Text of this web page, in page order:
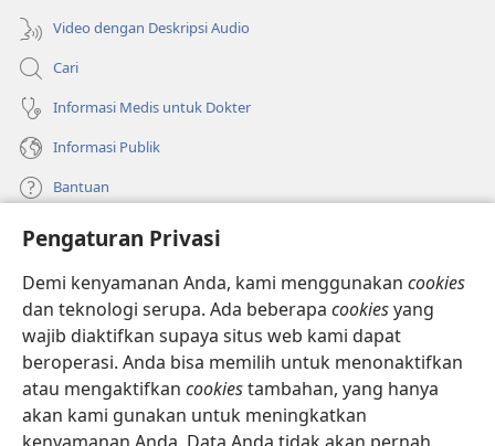
Pengaturan Privasi
Demi kenyamanan Anda, kami menggunakan cookies
dan teknologi serupa. Ada beberapa cookiesyang
wajib diaktifkan supaya situs web kami dapat
beroperasi. Anda bisa memilih untuk menonaktifkan
atau mengaktifkan cookiestambahan, yang hanya
akan kami gunakan untuk meningkatkan
Video dengan Deskripsi Audio
Cari
Informasi Medis untuk Dokter
Informasi Publik
Bantuan
Sumbangan
(terbuka
di
window
baru)
PERPUSTAKAAN ONLINE Menara Pengawal
(terbuka
di
window
®
(terbuka
di
window
baru)
JW Library ®